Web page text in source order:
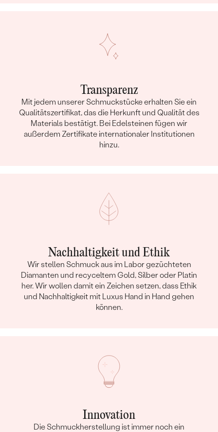
Transparenz
Mit jedem unserer Schmuckstücke erhalten Sie ein
Qualitätszertifikat, das die Herkunft und Qualität des
Materials bestätigt. Bei Edelsteinen fügen wir
außerdem Zertifikate internationaler Institutionen
hinzu.
Nachhaltigkeit und Ethik
Wir stellen Schmuck aus im Labor gezüchteten
Diamanten und recyceltem Gold, Silber oder Platin
her. Wir wollen damit ein Zeichen setzen, dass Ethik
und Nachhaltigkeit mit Luxus Hand in Hand gehen
können.
Innovation
Die Schmuckherstellung ist immer noch ein